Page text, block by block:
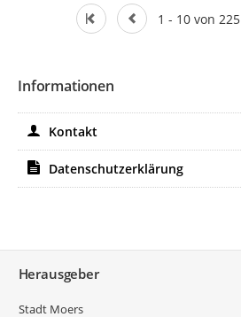
1 - 10 von 225
Informationen
Kontakt
Datenschutzerklärung
Herausgeber
Stadt Moers